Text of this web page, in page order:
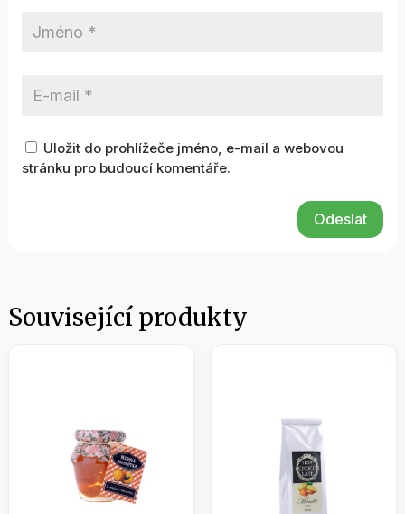
Uložit do prohlížeče jméno, e-mail a webovou
stránku pro budoucí komentáře.
Odeslat
Související produkty